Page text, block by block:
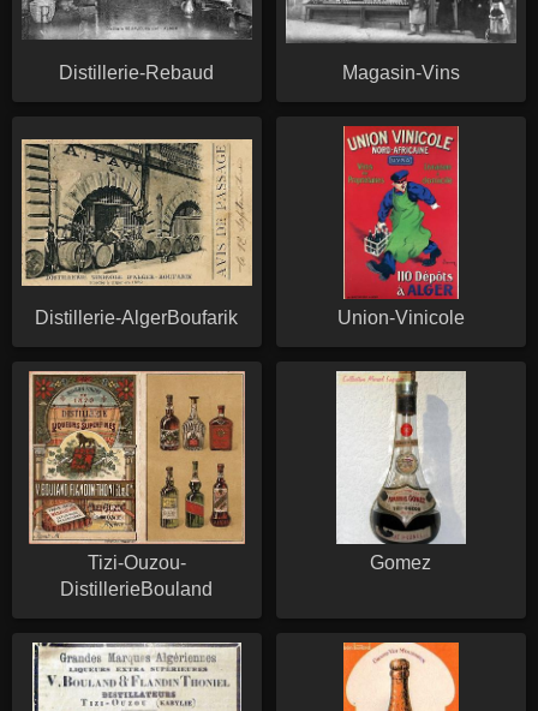
Distillerie-Rebaud Magasin-Vins
Distillerie-AlgerBoufarik Union-Vinicole
Tizi-Ouzou-
DistillerieBouland
Gomez